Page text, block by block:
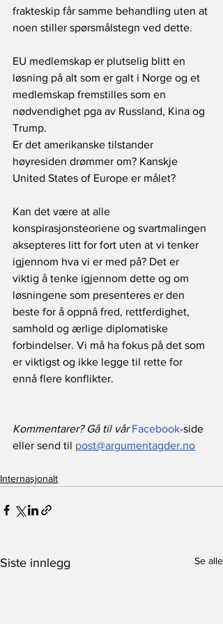
frakteskip får samme behandling uten at
noen stiller spørsmålstegn ved dette.
EU medlemskap er plutselig blitt en
løsning på alt som er galt i Norge og et
medlemskap fremstilles som en
nødvendighet pga av Russland, Kina og
Trump.
Er det amerikanske tilstander
høyresiden drømmer om? Kanskje
United States of Europe er målet?
Kan det være at alle
konspirasjonsteoriene og svartmalingen
aksepteres litt for fort uten at vi tenker
igjennom hva vi er med på? Det er
viktig å tenke igjennom dette og om
løsningene som presenteres er den
beste for å oppnå fred, rettferdighet,
samhold og ærlige diplomatiske
forbindelser. Vi må ha fokus på det som
er viktigst og ikke legge til rette for
ennå flere konflikter.
Kommentarer? Gå til vår Facebook-side
eller send til post@argumentagder.no
Internasjonalt
Siste innlegg Se alle